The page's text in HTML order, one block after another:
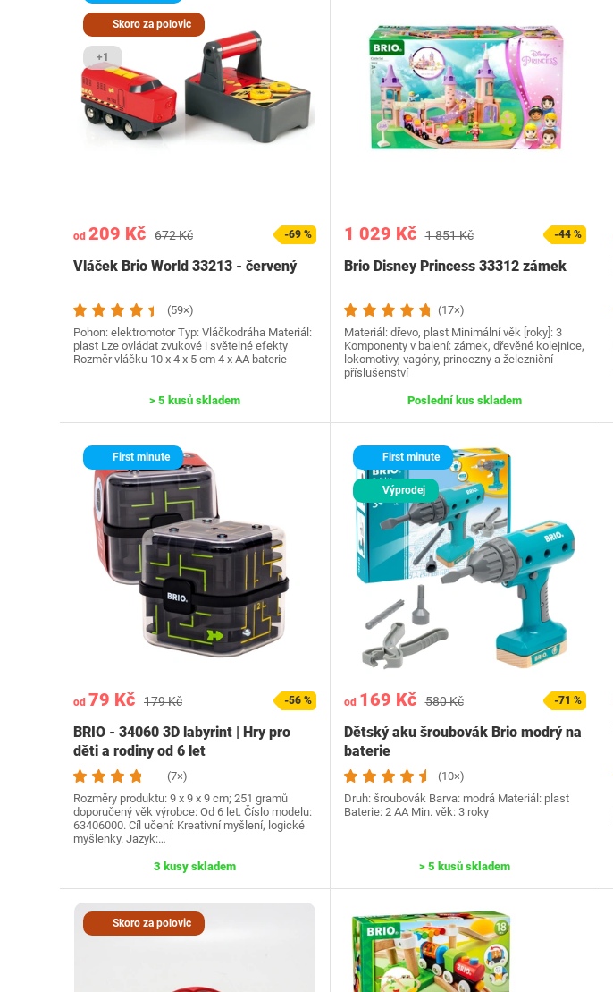
Skoro za polovic
+1
od 209 Kč 672 Kč -69 %
Vláček Brio World 33213 - červený
(59×)
Pohon: elektromotor Typ: Vláčkodráha Materiál:
plast Lze ovládat zvukové i světelné efekty
Rozměr vláčku 10 x 4 x 5 cm 4 x AA baterie
> 5 kusů skladem
1 029 Kč 1 851 Kč -44 %
Brio Disney Princess 33312 zámek
(17×)
Materiál: dřevo, plast Minimální věk [roky]: 3
Komponenty v balení: zámek, dřevěné kolejnice,
lokomotivy, vagóny, princezny a železniční
příslušenství
Poslední kus skladem
First minute
od 79 Kč 179 Kč -56 %
BRIO - 34060 3D labyrint | Hry pro
děti a rodiny od 6 let
(7×)
Rozměry produktu: 9 x 9 x 9 cm; 251 gramů
doporučený věk výrobce: Od 6 let. Číslo modelu:
63406000. Cíl učení: Kreativní myšlení, logické
myšlenky. Jazyk:…
3 kusy skladem
First minute
Výprodej
od 169 Kč 580 Kč -71 %
Dětský aku šroubovák Brio modrý na
baterie
(10×)
Druh: šroubovák Barva: modrá Materiál: plast
Baterie: 2 AA Min. věk: 3 roky
> 5 kusů skladem
Skoro za polovic